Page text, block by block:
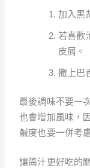
加入黑
若喜歡
皮屑。
撒上巴
最後調味不要一
也會增加風味，
鹹度也要一併考
讓醬汁更好吃的